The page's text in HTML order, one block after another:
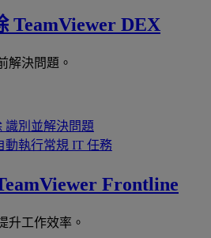
TeamViewer DEX
解決問題。
識別並解決問題
動執行常規 IT 任務
Frontline
升工作效率。